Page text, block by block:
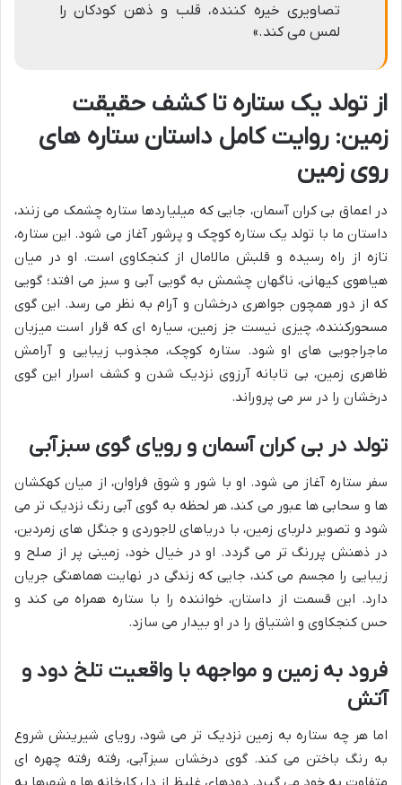
تصاویری خیره کننده، قلب و ذهن کودکان را
لمس می کند.»
از تولد یک ستاره تا کشف حقیقت
زمین: روایت کامل داستان ستاره های
روی زمین
در اعماق بی کران آسمان، جایی که میلیاردها ستاره چشمک می زنند،
داستان ما با تولد یک ستاره کوچک و پرشور آغاز می شود. این ستاره،
تازه از راه رسیده و قلبش مالامال از کنجکاوی است. او در میان
هیاهوی کیهانی، ناگهان چشمش به گویی آبی و سبز می افتد؛ گویی
که از دور همچون جواهری درخشان و آرام به نظر می رسد. این گوی
مسحورکننده، چیزی نیست جز زمین، سیاره ای که قرار است میزبان
ماجراجویی های او شود. ستاره کوچک، مجذوب زیبایی و آرامش
ظاهری زمین، بی تابانه آرزوی نزدیک شدن و کشف اسرار این گوی
درخشان را در سر می پروراند.
تولد در بی کران آسمان و رویای گوی سبزآبی
سفر ستاره آغاز می شود. او با شور و شوق فراوان، از میان کهکشان
ها و سحابی ها عبور می کند، هر لحظه به گوی آبی رنگ نزدیک تر می
شود و تصویر دلربای زمین، با دریاهای لاجوردی و جنگل های زمردین،
در ذهنش پررنگ تر می گردد. او در خیال خود، زمینی پر از صلح و
زیبایی را مجسم می کند، جایی که زندگی در نهایت هماهنگی جریان
دارد. این قسمت از داستان، خواننده را با ستاره همراه می کند و
حس کنجکاوی و اشتیاق را در او بیدار می سازد.
فرود به زمین و مواجهه با واقعیت تلخ دود و
آتش
اما هر چه ستاره به زمین نزدیک تر می شود، رویای شیرینش شروع
به رنگ باختن می کند. گوی درخشان سبزآبی، رفته رفته چهره ای